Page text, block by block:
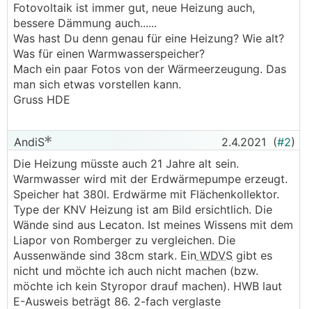
..
Fotovoltaik ist immer gut, neue Heizung auch,
bessere Dämmung auch......
Was hast Du denn genau für eine Heizung? Wie alt?
Was für einen Warmwasserspeicher?
Mach ein paar Fotos von der Wärmeerzeugung. Das
man sich etwas vorstellen kann.
Gruss HDE
AndiS 2.4.2021 (#2)
Die Heizung müsste auch 21 Jahre alt sein.
Warmwasser wird mit der Erdwärmepumpe erzeugt.
Speicher hat 380l. Erdwärme mit Flächenkollektor.
Type der KNV Heizung ist am Bild ersichtlich. Die
Wände sind aus Lecaton. Ist meines Wissens mit dem
Liapor von Romberger zu vergleichen. Die
Aussenwände sind 38cm stark. Ein WDVS gibt es
nicht und möchte ich auch nicht machen (bzw.
möchte ich kein Styropor drauf machen). HWB laut
E-Ausweis beträgt 86. 2-fach verglaste